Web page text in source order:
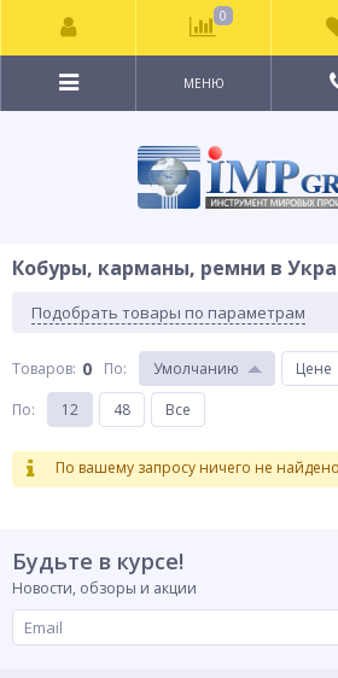
МЕНЮ
Кобуры, карманы, ремни в
Подобрать товары по параметрам
Товаров: 0 По: Умолчанию Цене
По: 12 48 Все
По вашему запросу ничего не
Будьте в курсе!
Новости, обзоры и акции
0